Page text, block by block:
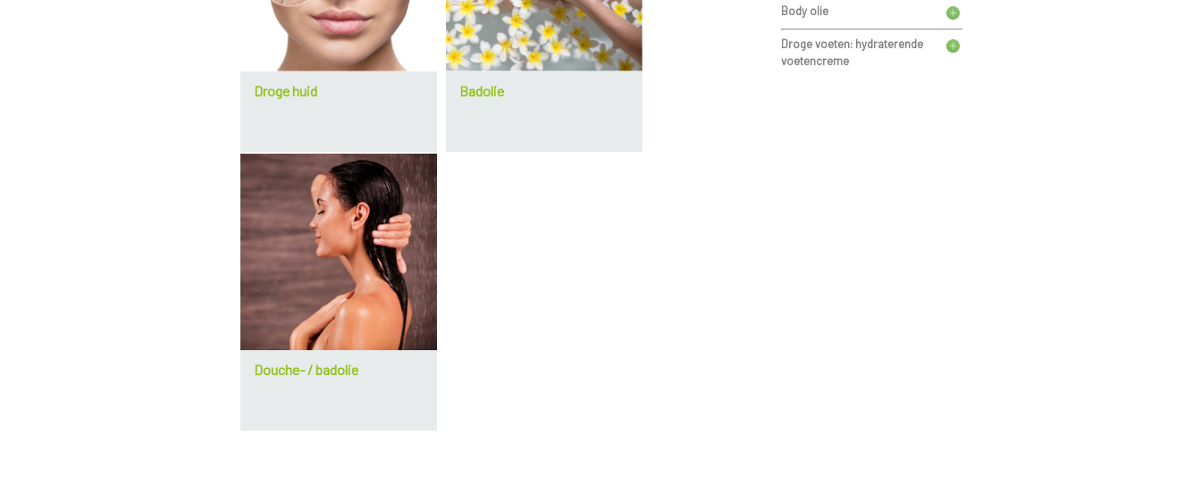
Droge huid Badolie
Douche- / badolie
Body olie
Droge voeten: hydraterende
voetencreme